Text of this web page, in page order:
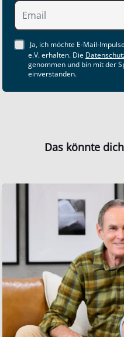
Ja, ich möchte E-Mail-
e.V. erhalten. Die
genommen und bin mit der
einverstanden.
Das könnte